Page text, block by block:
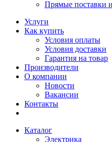
Прямые поставки
Услуги
Как купить
Условия оплаты
Условия доставки
Гарантия на товар
Производители
О компании
Новости
Вакансии
Контакты
Каталог
Электрика